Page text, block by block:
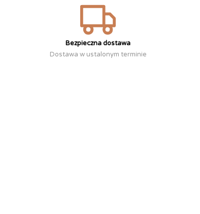
Bezpieczna dostawa
Dostawa w ustalonym terminie